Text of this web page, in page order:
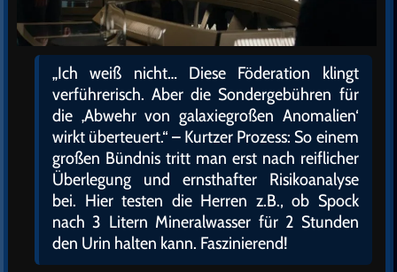
„Ich weiß nicht… Diese Föderation klingt
verführerisch. Aber die Sondergebühren für
die ‚Abwehr von galaxiegroßen Anomalien‘
wirkt überteuert.“ – Kurtzer Prozess: So einem
großen Bündnis tritt man erst nach reiflicher
Überlegung und ernsthafter Risikoanalyse
bei. Hier testen die Herren z.B., ob Spock
nach 3 Litern Mineralwasser für 2 Stunden
den Urin halten kann. Faszinierend!